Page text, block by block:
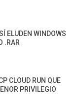
ELUDEN WINDOWS
.RAR
CLOUD RUN QUE
PRIVILEGIO